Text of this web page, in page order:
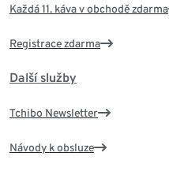
Každá 11. káva v obchodě zdarma
Registrace zdarma
Další služby
Tchibo Newsletter
Návody k obsluze